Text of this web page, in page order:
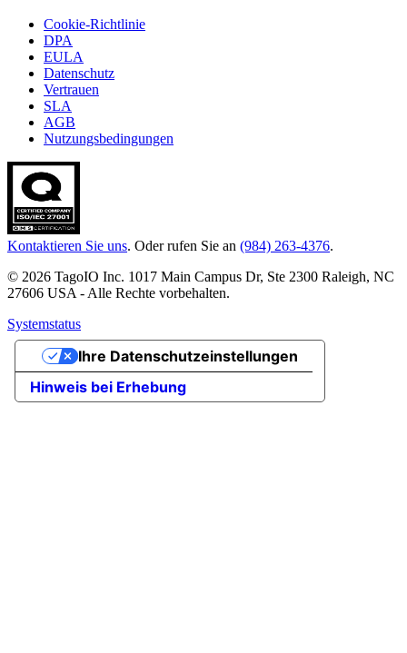
Cookie-Richtlinie
DPA
EULA
Datenschutz
Vertrauen
SLA
AGB
Nutzungsbedingungen
Kontaktieren Sie uns. Oder rufen Sie an (984) 263-4376.
© 2026 TagoIO Inc. 1017 Main Campus Dr, Ste 2300 Raleigh, NC
27606 USA - Alle Rechte vorbehalten.
Systemstatus
Hinweis bei Erhebung
Ihre Datenschutzeinstellungen